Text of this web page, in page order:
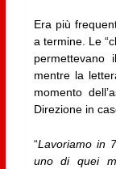
Era più
a termine. Le
permettevano
mentre la
momento
Direzione in
“Lavoriamo in
uno di quei